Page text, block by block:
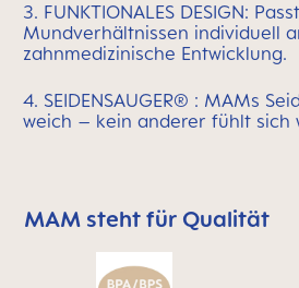
3. FUNKTIONALES DESIGN:
Mundverhältnissen individuell
zahnmedizinische Entwicklung.
4. SEIDENSAUGER® : MAMs
weich – kein anderer fühlt sich
MAM überspringen bedeutet
MAM steht für Qualität